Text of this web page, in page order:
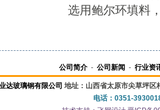
选用鲍尔环填料
公司简介 - 公司新闻 - 行业资
达玻璃钢有限公司 地址：山西省太原市尖草坪区
电话：0351-